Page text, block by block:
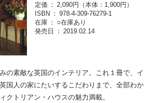
定価
2,090円（本体：1,900円）
ISBN
978-4-309-76279-1
在庫
○在庫あり
発売日
2019.02.14
の素敵な英国のインテリア。これ１冊で、イ
国人の家にたいするこだわりまで、全部わか
トリアン・ハウスの魅力満載。